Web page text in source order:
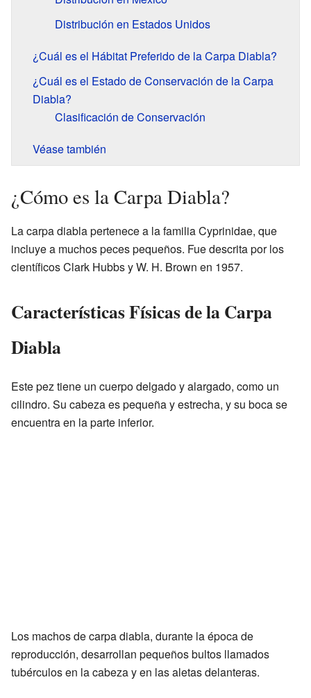
Distribución en Estados Unidos
¿Cuál es el Hábitat Preferido de la Carpa Diabla?
¿Cuál es el Estado de Conservación de la Carpa
Diabla?
Clasificación de Conservación
Véase también
¿Cómo es la Carpa Diabla?
La carpa diabla pertenece a la familia Cyprinidae, que
incluye a muchos peces pequeños. Fue descrita por los
científicos Clark Hubbs y W. H. Brown en 1957.
Características Físicas de la Carpa
Diabla
Este pez tiene un cuerpo delgado y alargado, como un
cilindro. Su cabeza es pequeña y estrecha, y su boca se
encuentra en la parte inferior.
Los machos de carpa diabla, durante la época de
reproducción, desarrollan pequeños bultos llamados
tubérculos en la cabeza y en las aletas delanteras.